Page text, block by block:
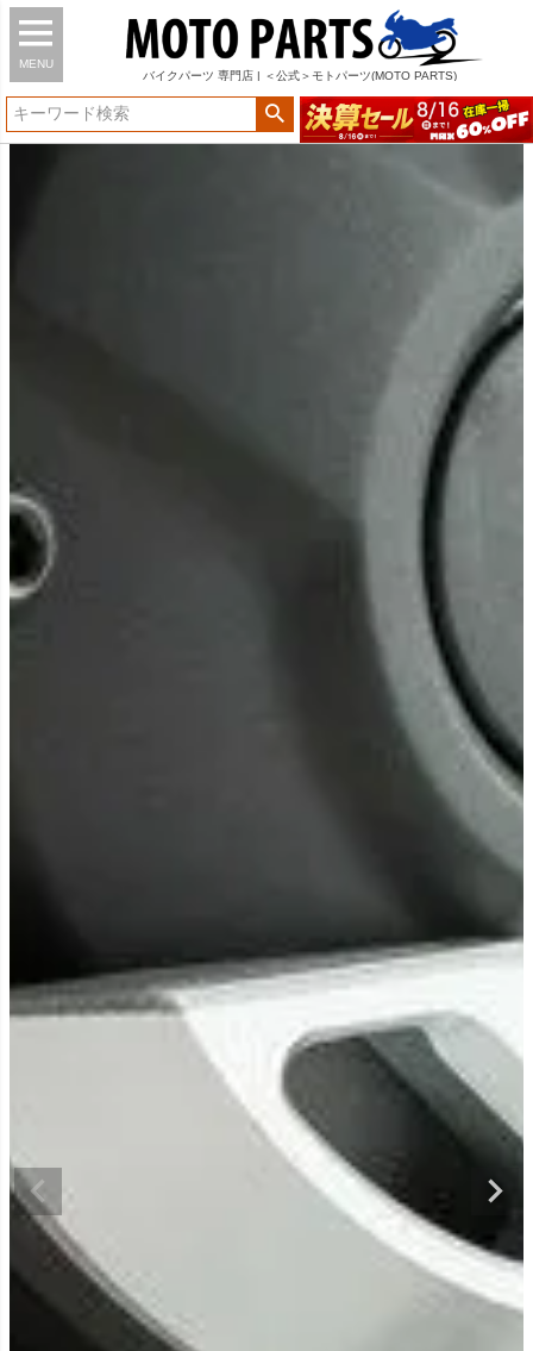
MENU
バイク パーツ 専門店 | ＜公式＞モトパーツ(MOTO PARTS)